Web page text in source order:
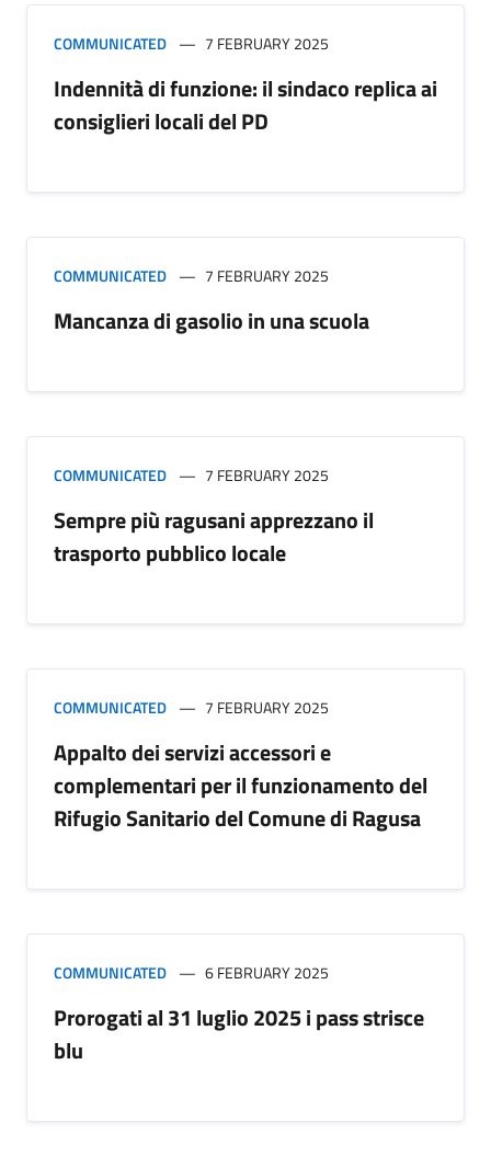
COMMUNICATED 7 FEBRUARY 2025
Indennità di funzione: il sindaco replica ai
consiglieri locali del PD
COMMUNICATED 7 FEBRUARY 2025
Mancanza di gasolio in una scuola
COMMUNICATED 7 FEBRUARY 2025
Sempre più ragusani apprezzano il
trasporto pubblico locale
COMMUNICATED 7 FEBRUARY 2025
Appalto dei servizi accessori e
complementari per il funzionamento del
Rifugio Sanitario del Comune di Ragusa
COMMUNICATED 6 FEBRUARY 2025
Prorogati al 31 luglio 2025 i pass strisce
blu